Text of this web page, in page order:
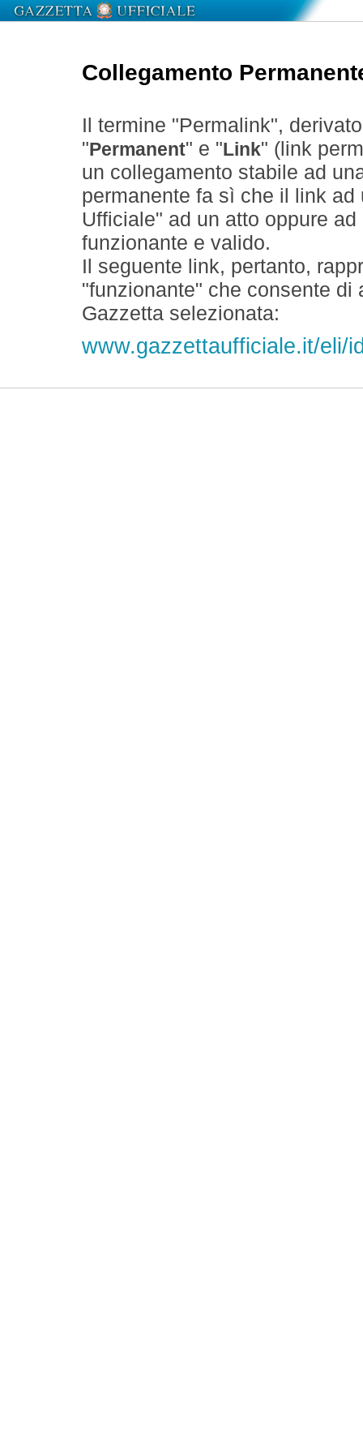
Collegamento
Il termine "Permalink",
" Permanent" e " Link" (link
un collegamento stabile ad
permanente fa sì che il link
Ufficiale" ad un atto oppure
funzionante e valido.
Il seguente link, pertanto,
"funzionante" che consente
Gazzetta selezionata:
www.gazzettaufficiale.it/eli/